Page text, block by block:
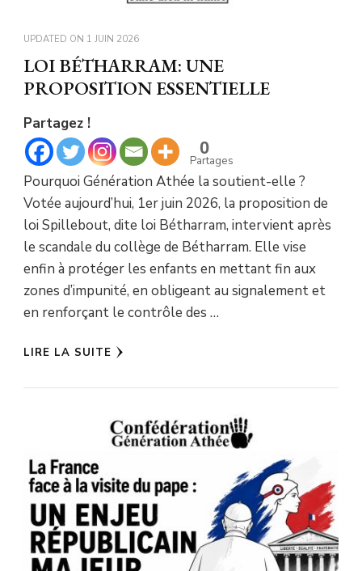
UPDATED ON 1 JUIN 2026
LOI BÉTHARRAM: UNE
PROPOSITION ESSENTIELLE
Partagez !
0
Partages
Pourquoi Génération Athée la soutient-elle ?
Votée aujourd’hui, 1er juin 2026, la proposition de
loi Spillebout, dite loi Bétharram, intervient après
le scandale du collège de Bétharram. Elle vise
enfin à protéger les enfants en mettant fin aux
zones d’impunité, en obligeant au signalement et
en renforçant le contrôle des …
LIRE LA SUITE